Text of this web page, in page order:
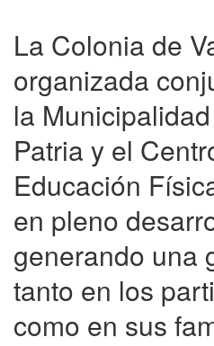
La Colonia de
organizada
la
Patria y el
Educación
en pleno
generando una
tanto en los
como en sus